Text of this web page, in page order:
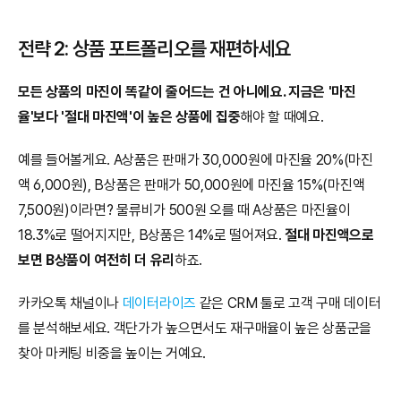
전략 2: 상품 포트폴리오를 재편하세요
모든 상품의 마진이 똑같이 줄어드는 건 아니에요. 지금은 '마진
율'보다 '절대 마진액'이 높은 상품에 집중해야 할 때예요.
예를 들어볼게요. A상품은 판매가 30,000원에 마진율 20%(마진
액 6,000원), B상품은 판매가 50,000원에 마진율 15%(마진액
7,500원)이라면? 물류비가 500원 오를 때 A상품은 마진율이
18.3%로 떨어지지만, B상품은 14%로 떨어져요. 절대 마진액으로
보면 B상품이 여전히 더 유리 하죠.
카카오톡 채널이나 데이터라이즈 같은 CRM 툴로 고객 구매 데이터
를 분석해보세요. 객단가가 높으면서도 재구매율이 높은 상품군을
찾아 마케팅 비중을 높이는 거예요.